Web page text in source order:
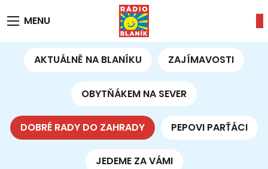
MENU
AKTUÁLNĚ NA BLANÍKU ZAJÍMAVOSTI
OBYTŇÁKEM NA SEVER
DOBRÉ RADY DO ZAHRADY PEPOVI PARŤÁCI
JEDEME ZA VÁMI